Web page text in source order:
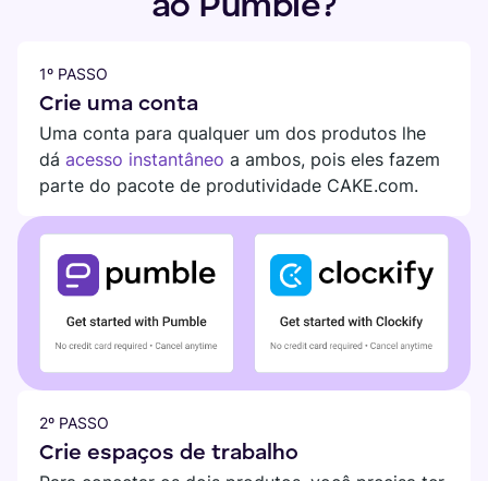
ao Pumble?
1º PASSO
Crie uma conta
Uma conta para qualquer um dos produtos lhe
dá acesso instantâneo a ambos, pois eles fazem
parte do pacote de produtividade CAKE.com.
2º PASSO
Crie espaços de trabalho